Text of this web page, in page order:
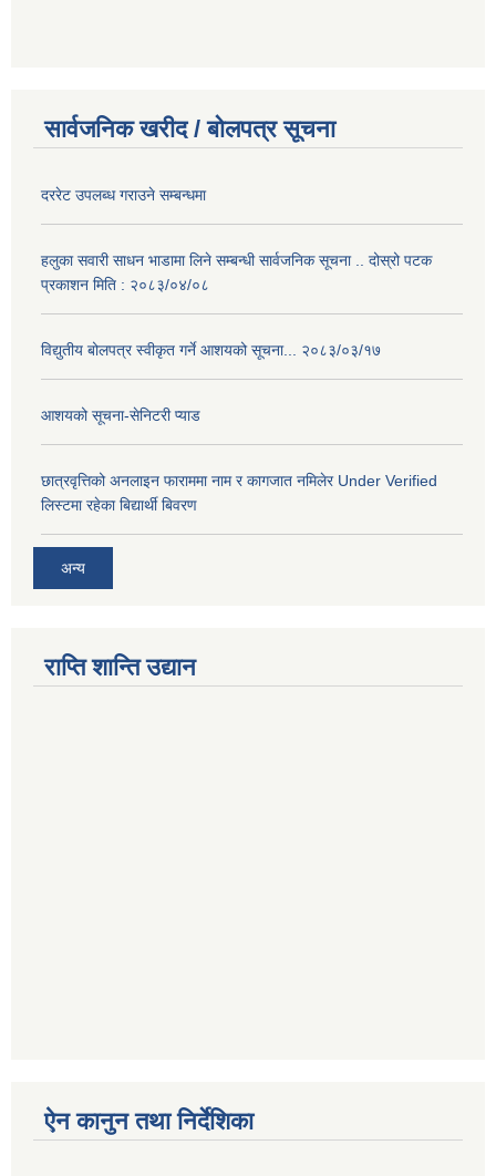
सार्वजनिक खरीद / बोलपत्र सूचना
दररेट उपलब्ध गराउने सम्बन्धमा
हलुका सवारी साधन भाडामा लिने सम्बन्धी सार्वजनिक सूचना .. दोस्रो पटक
प्रकाशन मिति : २०८३/०४/०८
विद्युतीय बोलपत्र स्वीकृत गर्ने आशयको सूचना... २०८३/०३/१७
आशयको सूचना-सेनिटरी प्याड
छात्रवृत्तिको अनलाइन फाराममा नाम र कागजात नमिलेर Under Verified
लिस्टमा रहेका बिद्यार्थी बिवरण
अन्य
राप्ति शान्ति उद्यान
ऐन कानुन तथा निर्देशिका